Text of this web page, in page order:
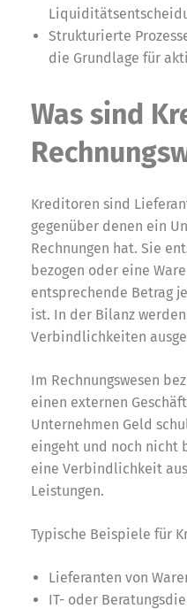
Strukturierte
die Grundlage für
Was sind
Kreditoren sind
gegenüber denen ein
Rechnungen hat. Sie
bezogen oder eine
entsprechende Betrag
ist. In der Bilanz
Verbindlichkeiten
Im Rechnungswesen
einen externen
Unternehmen Geld
eingeht und noch nicht
eine Verbindlichkeit
Leistungen.
Typische Beispiele für
Lieferanten von
IT- oder